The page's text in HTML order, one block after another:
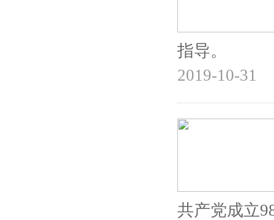
指导。
2019-10-31
共产党成立